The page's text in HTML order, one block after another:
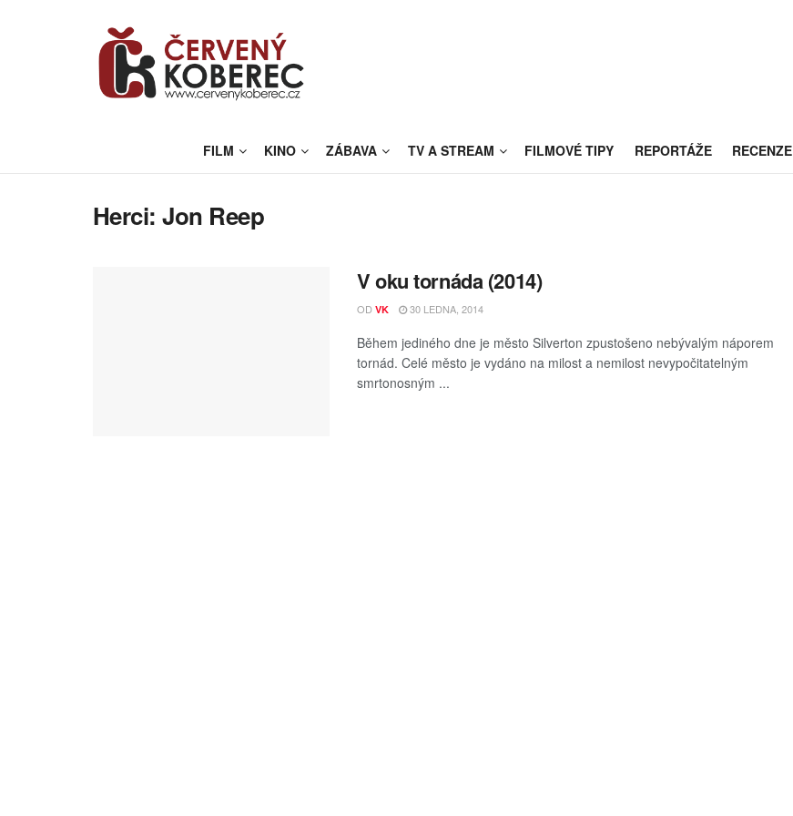
FILM KINO ZÁBAVA TV A STREAM FILMOVÉ TIPY REPORTÁŽE RECENZE
Herci:Jon Reep
V oku tornáda (2014)
OD VK 30 LEDNA, 2014
Během jediného dne je město Silverton zpustošeno nebývalým náporem
tornád. Celé město je vydáno na milost a nemilost nevypočitatelným
smrtonosným ...